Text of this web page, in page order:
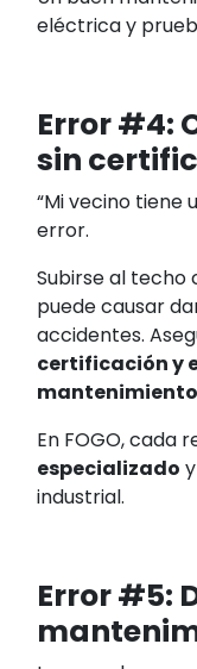
eléctrica y
Error #4:
sin
“Mi vecino tiene
error.
Subirse al techo
puede causar
accidentes.
certificación y
En FOGO, cada
especializado
industrial.
Error #5: